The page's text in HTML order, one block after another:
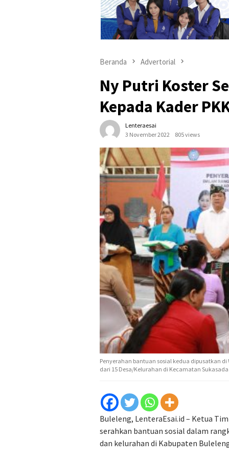
Beranda Advertorial
Ny Putri Koster
Kepada Kader
Lenteraesai
3 November 2022
805 views
Penyerahan bantuan sosial kedua dipusatkan di
dari 15 Desa/Kelurahan di Kecamatan
Buleleng, LenteraEsai.id – Ketua
serahkan bantuan sosial dalam
dan kelurahan di Kabupaten